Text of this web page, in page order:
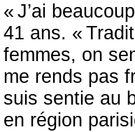
« J’ai
41 ans. «
femmes, on
me rends pas
suis sentie au
en région